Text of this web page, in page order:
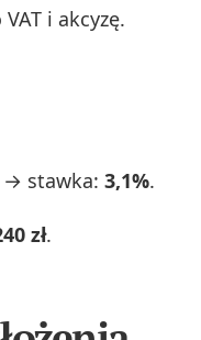
i akcyzę.
→ stawka:3,1%.
zł.